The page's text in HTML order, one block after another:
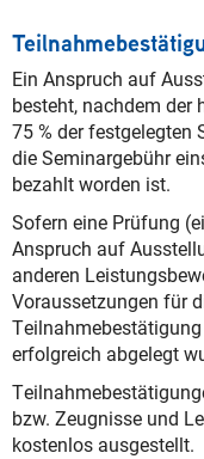
Ein Anspruch auf
besteht, nachdem der
75 % der festgelegten
die Seminargebühr
bezahlt worden ist.
Sofern eine Prüfung
Anspruch auf
anderen
Voraussetzungen für
erfolgreich abgelegt
bzw. Zeugnisse und
kostenlos ausgestellt.